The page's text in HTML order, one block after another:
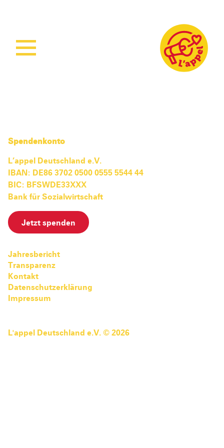
Was wir tun
Wie wir arbeiten
Woman Empowerment
Sichere Geburtshilfe
Ruanda Nursery School Feeding Project
Pediatric Emergency Fund
Abgeschlossene Projekte
Über uns
Unser Team
Mitmachen
Transparenz
Jahresbericht
Partnerschaften
Spenden
Spendenkonto
L’appel Deutschland e.V.
IBAN: DE86 3702 0500 0555 5544 44
BIC: BFSWDE33XXX
Bank für Sozialwirtschaft
Jetzt spenden
Jahresbericht
Transparenz
Kontakt
Datenschutzerklärung
Impressum
L'appel Deutschland e.V. © 2026